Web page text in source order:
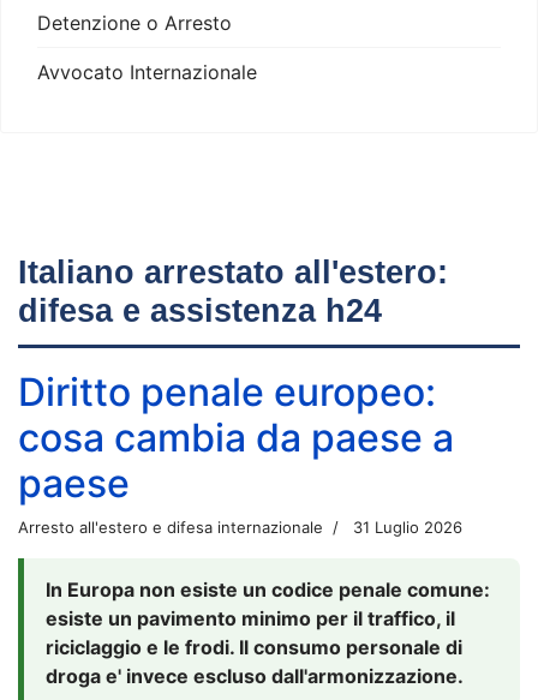
Detenzione o Arresto
Avvocato Internazionale
Italiano arrestato all'estero:
difesa e assistenza h24
Diritto penale europeo:
cosa cambia da paese a
paese
Arresto all'estero e difesa internazionale 31 Luglio 2026
In Europa non esiste un codice penale comune:
esiste un pavimento minimo per il traffico, il
riciclaggio e le frodi. Il consumo personale di
droga e' invece escluso dall'armonizzazione.